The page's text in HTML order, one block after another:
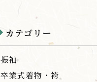
カテゴリー
振袖
卒業式着物・袴